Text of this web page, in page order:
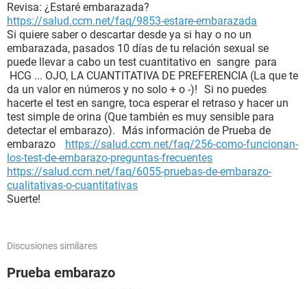
Revisa: ¿Estaré embarazada?
https://salud.ccm.net/faq/9853-estare-embarazada
Si quiere saber o descartar desde ya si hay o no un
embarazada, pasados 10 días de tu relación sexual se
puede llevar a cabo un test cuantitativo en sangre para
HCG ... OJO, LA CUANTITATIVA DE PREFERENCIA (La que te
da un valor en números y no solo + o -)! Si no puedes
hacerte el test en sangre, toca esperar el retraso y hacer un
test simple de orina (Que también es muy sensible para
detectar el embarazo). Más información de Prueba de
embarazo https://salud.ccm.net/faq/256-como-funcionan-
los-test-de-embarazo-preguntas-frecuentes
https://salud.ccm.net/faq/6055-pruebas-de-embarazo-
cualitativas-o-cuantitativas
Suerte!
Discusiones similares
Prueba embarazo